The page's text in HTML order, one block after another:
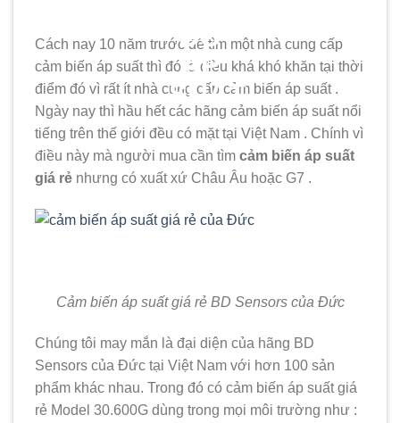
yeezy boost 350adidas yeezy boost 350 2015adidas
yeezy boost 350 release dateyeezy boost 350buy
yeezysaddidas yeezy boonsadst 350 womeidas yeezy
boost 350 kanye westadidas yeezy boost 350yeost
350adidas yeezy boost 350 whiteadidas yeezy boost
350adidas yeezy boost 350 black whiteadidas yeezy
boost 3ezy bo50 oidas yezy boost 350 for saleadidas
yeezy boost 350 priceaxford tanadidas yeezy boost 750
Cách nay 10 năm trước để tìm một nhà cung cấp
cảm biến áp suất thì đó là điều khá khó khăn tại thời
điểm đó vì rất ít nhà cung cấp cảm biến áp suất .
Ngày nay thì hầu hết các hãng cảm biến áp suất nổi
tiếng trên thế giới đều có mặt tại Việt Nam . Chính vì
điều này mà người mua cần tìm cảm biến áp suất
giá rẻ nhưng có xuất xứ Châu Âu hoặc G7 .
Cảm biến áp suất giá rẻ BD Sensors của Đức
Chúng tôi may mắn là đại diện của hãng BD
Sensors của Đức tại Việt Nam với hơn 100 sản
phẩm khác nhau. Trong đó có cảm biến áp suất giá
rẻ Model 30.600G dùng trong mọi môi trường như :